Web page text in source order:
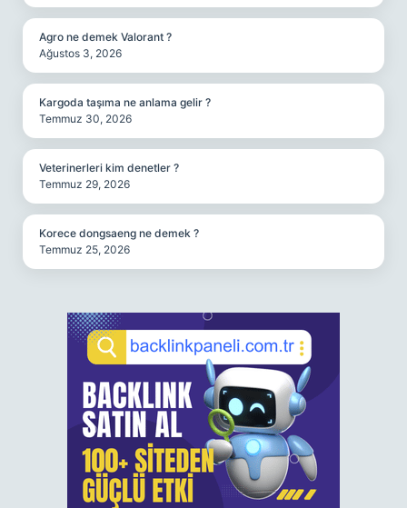
Agro ne demek Valorant ?
Ağustos 3, 2026
Kargoda taşıma ne anlama gelir ?
Temmuz 30, 2026
Veterinerleri kim denetler ?
Temmuz 29, 2026
Korece dongsaeng ne demek ?
Temmuz 25, 2026